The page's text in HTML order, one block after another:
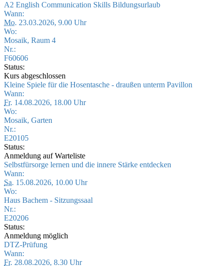
A2 English Communication Skills Bildungsurlaub
Wann:
Mo. 23.03.2026, 9.00 Uhr
Wo:
Mosaik, Raum 4
Nr.:
F60606
Status:
Kurs abgeschlossen
Kleine Spiele für die Hosentasche - draußen unterm Pavillon
Wann:
Fr. 14.08.2026, 18.00 Uhr
Wo:
Mosaik, Garten
Nr.:
E20105
Status:
Anmeldung auf Warteliste
Selbstfürsorge lernen und die innere Stärke entdecken
Wann:
Sa. 15.08.2026, 10.00 Uhr
Wo:
Haus Bachem - Sitzungssaal
Nr.:
E20206
Status:
Anmeldung möglich
DTZ-Prüfung
Wann:
Fr. 28.08.2026, 8.30 Uhr